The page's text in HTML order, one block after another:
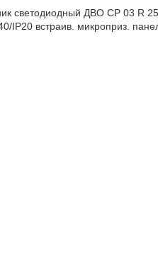
светодиодный ДВО CP 03 R
IP20 встраив. микроприз.